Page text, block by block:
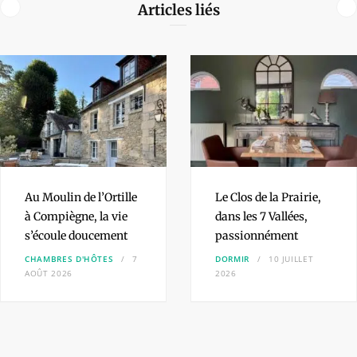
Articles liés
Au Moulin de l’Ortille
à Compiègne, la vie
s’écoule doucement
CHAMBRES D'HÔTES
7
AOÛT 2026
Le Clos de la Prairie,
dans les 7 Vallées,
passionnément
DORMIR
10 JUILLET
2026